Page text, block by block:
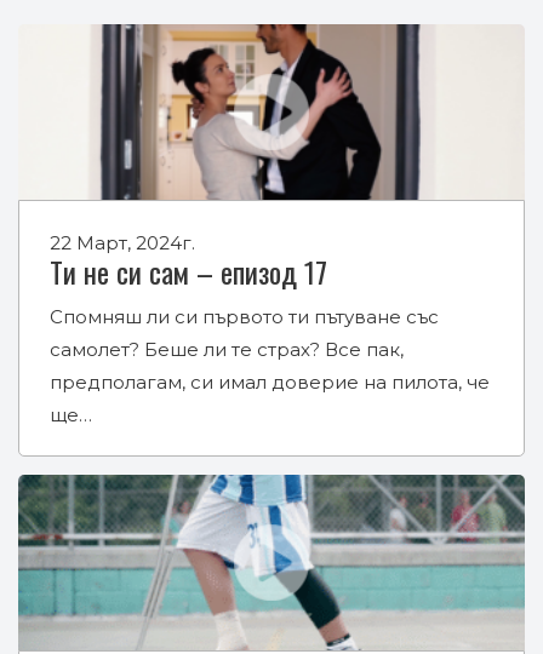
22 Март, 2024г.
Ти не си сам – епизод 17
Спомняш ли си първото ти пътуване със
самолет? Беше ли те страх? Все пак,
предполагам, си имал доверие на пилота, че
ще…